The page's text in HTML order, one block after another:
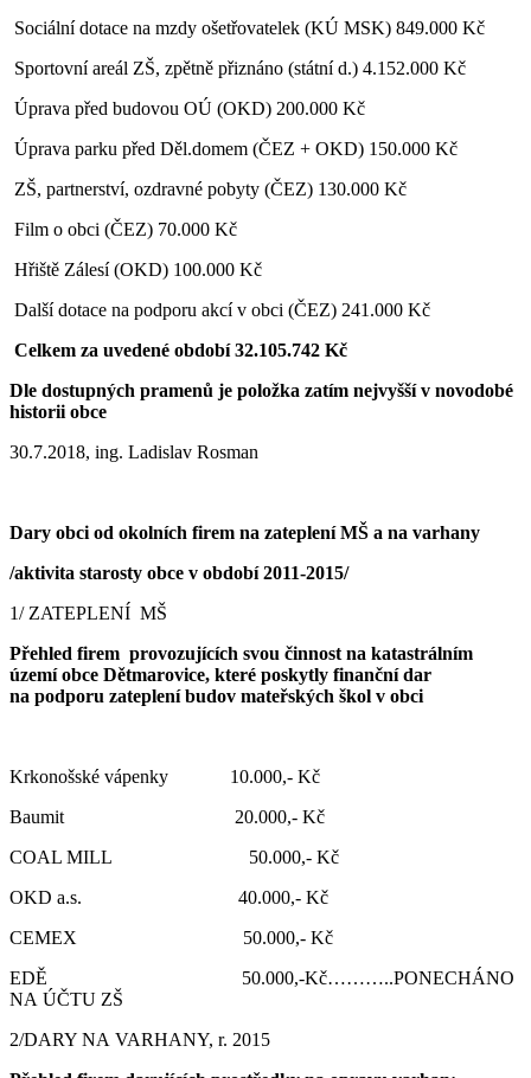
Sociální dotace na mzdy ošetřovatelek (KÚ MSK) 849.000 Kč
Sportovní areál ZŠ, zpětně přiznáno (státní d.) 4.152.000 Kč
Úprava před budovou OÚ (OKD) 200.000 Kč
Úprava parku před Děl.domem (ČEZ + OKD) 150.000 Kč
ZŠ, partnerství, ozdravné pobyty (ČEZ) 130.000 Kč
Film o obci (ČEZ) 70.000 Kč
Hřiště Zálesí (OKD) 100.000 Kč
Další dotace na podporu akcí v obci (ČEZ) 241.000 Kč
Celkem za uvedené období 32.105.742 Kč
Dle dostupných pramenů je položka zatím nejvyšší v novodobé
historii obce
30.7.2018, ing. Ladislav Rosman
Dary obci od okolních firem na zateplení MŠ a na varhany
/aktivita starosty obce v období 2011-2015/
1/ ZATEPLENÍ MŠ
Přehled firem provozujících svou činnost na katastrálním
území obce Dětmarovice, které poskytly finanční dar
na podporu zateplení budov mateřských škol v obci
Krkonošské vápenky 10.000,- Kč
Baumit 20.000,- Kč
COAL MILL 50.000,- Kč
OKD a.s. 40.000,- Kč
CEMEX 50.000,- Kč
EDĚ 50.000,-Kč………..PONECHÁNO
NA ÚČTU ZŠ
2/DARY NA VARHANY, r. 2015